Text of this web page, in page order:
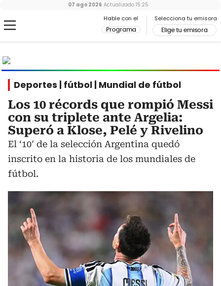
Hable con el
Programa
Selecciona tu emisora
Elige tu emisora
07 ago 2026 Actualizado 15:25
Deportes | fútbol | Mundial de fútbol
Los 10 récords que rompió Messi
con su triplete ante Argelia:
Superó a Klose, Pelé y Rivelino
El ‘10′ de la selección Argentina quedó
inscrito en la historia de los mundiales de
fútbol.